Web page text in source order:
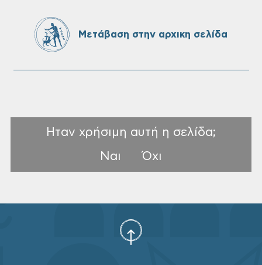
Μετάβαση στην αρχικη σελίδα
Ηταν χρήσιμη αυτή η σελίδα;
Ναι
Όχι